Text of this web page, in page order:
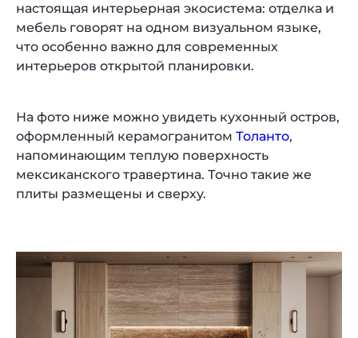
настоящая интерьерная экосистема: отделка и
мебель говорят на одном визуальном языке,
что особенно важно для современных
интерьеров открытой планировки.
На фото ниже можно увидеть кухонный остров,
оформленный керамогранитом Толанто,
напоминающим теплую поверхность
мексиканского травертина. Точно такие же
плиты размещены и сверху.